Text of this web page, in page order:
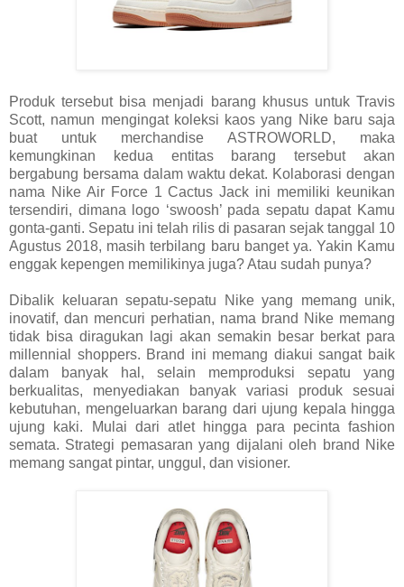
Produk tersebut bisa menjadi barang khusus untuk Travis
Scott, namun mengingat koleksi kaos yang Nike baru saja
buat untuk merchandise ASTROWORLD, maka
kemungkinan kedua entitas barang tersebut akan
bergabung bersama dalam waktu dekat. Kolaborasi dengan
nama Nike Air Force 1 Cactus Jack ini memiliki keunikan
tersendiri, dimana logo ‘swoosh’ pada sepatu dapat Kamu
gonta-ganti. Sepatu ini telah rilis di pasaran sejak tanggal 10
Agustus 2018, masih terbilang baru banget ya. Yakin Kamu
enggak kepengen memilikinya juga? Atau sudah punya?
Dibalik keluaran sepatu-sepatu Nike yang memang unik,
inovatif, dan mencuri perhatian, nama brand Nike memang
tidak bisa diragukan lagi akan semakin besar berkat para
millennial shoppers. Brand ini memang diakui sangat baik
dalam banyak hal, selain memproduksi sepatu yang
berkualitas, menyediakan banyak variasi produk sesuai
kebutuhan, mengeluarkan barang dari ujung kepala hingga
ujung kaki. Mulai dari atlet hingga para pecinta fashion
semata. Strategi pemasaran yang dijalani oleh brand Nike
memang sangat pintar, unggul, dan visioner.